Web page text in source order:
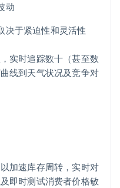
动
决于紧迫性和灵活性
实时追踪数十（甚至数
线到天气状况及竞争对
加速库存周转，实时对
即时测试消费者价格敏